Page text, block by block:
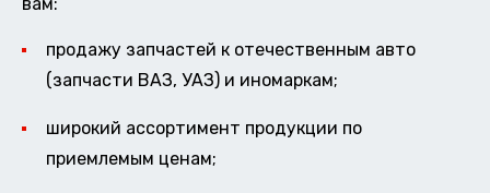
продажу запчастей к отечественным авто
(запчасти ВАЗ, УАЗ) и иномаркам;
широкий ассортимент продукции по
приемлемым ценам;